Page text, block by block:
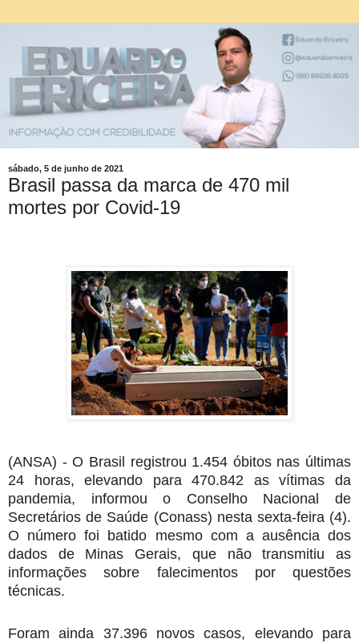
sábado, 5 de junho de 2021
Brasil passa da marca de 470 mil
mortes por Covid-19
(ANSA) - O Brasil registrou 1.454 óbitos nas últimas
24 horas, elevando para 470.842 as vítimas da
pandemia, informou o Conselho Nacional de
Secretários de Saúde (Conass) nesta sexta-feira (4).
O número foi batido mesmo com a ausência dos
dados de Minas Gerais, que não transmitiu as
informações sobre falecimentos por questões
técnicas.
Foram ainda 37.396 novos casos, elevando para